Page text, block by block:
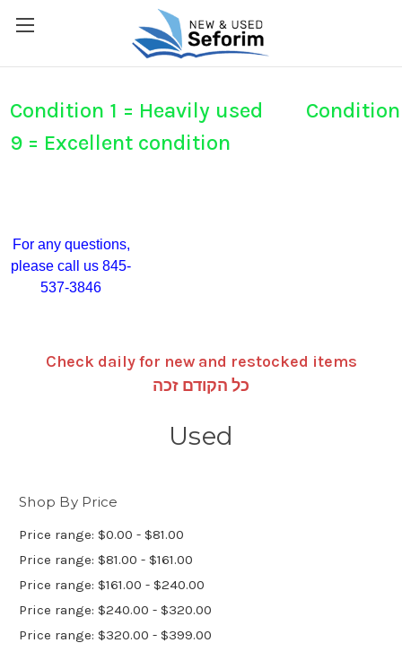
Condition 1 = Heavily used Condition
9 = Excellent condition
For any questions,
please call us 845-
537-3846
Check daily for new and restocked items
כל הקודם זכה
Used
Shop By Price
Price range: $0.00 - $81.00
Price range: $81.00 - $161.00
Price range: $161.00 - $240.00
Price range: $240.00 - $320.00
Price range: $320.00 - $399.00